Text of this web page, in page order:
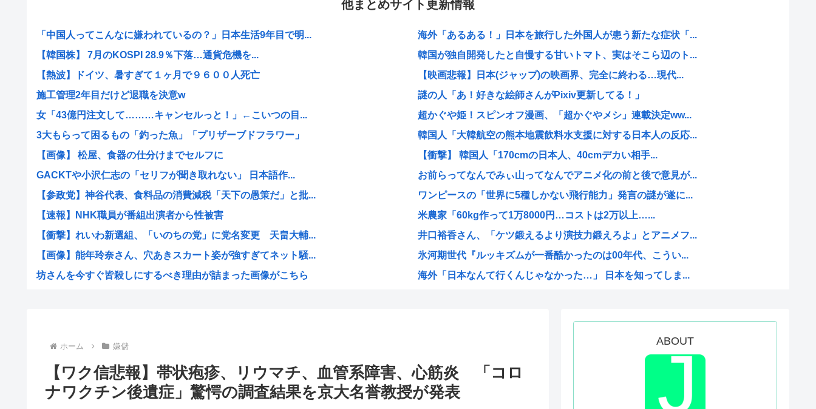
他まとめサイト更新情報
「中国人ってこんなに嫌われているの？」日本生活9年目で明...
【韓国株】 7月のKOSPI 28.9％下落…通貨危機を...
【熱波】ドイツ、暑すぎて１ヶ月で９６００人死亡
施工管理2年目だけど退職を決意w
女「43億円注文して………キャンセルっと！」←こいつの目...
3大もらって困るもの「釣った魚」「プリザーブドフラワー」
【画像】 松屋、食器の仕分けまでセルフに
GACKTや小沢仁志の「セリフが聞き取れない」 日本語作...
【参政党】神谷代表、食料品の消費減税「天下の愚策だ」と批...
【速報】NHK職員が番組出演者から性被害
【衝撃】れいわ新選組、「いのちの党」に党名変更 天畠大輔...
【画像】能年玲奈さん、穴あきスカート姿が強すぎてネット騒...
坊さんを今すぐ皆殺しにするべき理由が詰まった画像がこちら
【困惑】資産7億円あるのに、移動も食事も服も株主優待生活
【画像】高市早苗、殺されることに怯え始める
海外「あるある！」日本を旅行した外国人が患う新たな症状「...
韓国が独自開発したと自慢する甘いトマト、実はそこら辺のト...
【映画悲報】日本(ジャップ)の映画界、完全に終わる…現代...
謎の人「あ！好きな絵師さんがPixiv更新してる！」
超かぐや姫！スピンオフ漫画、「超かぐやメシ」連載決定ww...
韓国人「大韓航空の熊本地震飲料水支援に対する日本人の反応...
【衝撃】 韓国人「170cmの日本人、40cmデカい相手...
お前らってなんでみぃ山ってなんでアニメ化の前と後で意見が...
ワンピースの「世界に5種しかない飛行能力」発言の謎が遂に...
米農家「60kg作って1万8000円…コストは2万以上…...
井口裕香さん、「ケツ鍛えるより演技力鍛えろよ」とアニメフ...
氷河期世代『ルッキズムが一番酷かったのは00年代、こうい...
海外「日本なんて行くんじゃなかった…」 日本を知ってしま...
お絵描きAIくん、読む本が決まらない、可愛い女の子も作れ...
お前らお盆の準備をしたか？国父安倍晋三が天国から帰ってく...
韓国人「悲報：FIFA会長にさえ2002年W杯で韓国が審...
韓国人「日本のサッカー協会も性接待やってるんじゃないです...
ホーム 嫌儲
【ワク信悲報】帯状疱疹、リウマチ、血管系障害、心筋炎 「コロ
ナワクチン後遺症」驚愕の調査結果を京大名誉教授が発表
ABOUT